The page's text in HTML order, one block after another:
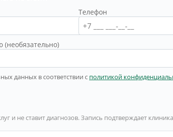
Телефон
(необязательно)
данных в соответствии с политикой
и не ставит диагнозов. Запись подтверждает